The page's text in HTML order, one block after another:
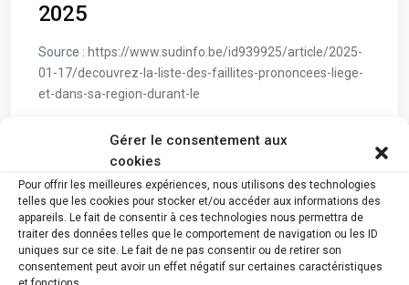
Gérer le consentement aux
cookies
Pour offrir les meilleures expériences, nous utilisons des technologies
telles que les cookies pour stocker et/ou accéder aux informations des
appareils. Le fait de consentir à ces technologies nous permettra de
traiter des données telles que le comportement de navigation ou les ID
uniques sur ce site. Le fait de ne pas consentir ou de retirer son
consentement peut avoir un effet négatif sur certaines caractéristiques
2025
Source : https://www.sudinfo.be/id939925/article/2025-
01-17/decouvrez-la-liste-des-faillites-prononcees-liege-
et-dans-sa-region-durant-le
plus élevé en dix ans
Voir Plus :